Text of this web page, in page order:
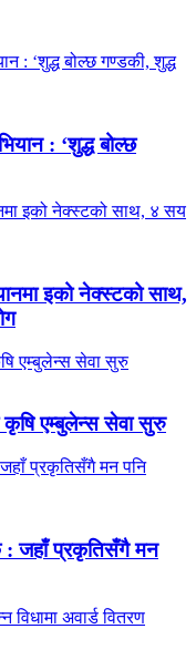
: ‘शुद्ध बोल्छ
इको नेक्स्टको साथ,
कृषि एम्बुलेन्स सेवा सुरु
: जहाँ प्रकृतिसँगै मन